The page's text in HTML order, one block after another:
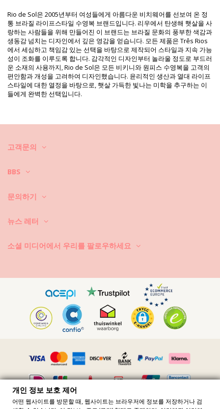
HS CODE: 6112.41.0010
SKU: 1981119069
EAN: XS (7899810266446), S (7899810266453), M (7899810266460),
L (7899810266477), XL (7899810266484)
중량: 55g / 0.12lb / 1.94oz
보정한 사진
세탁 및 관리 안내
관리 안내 사항: Rio de Sol Nero Rash-Guard
새로운 비키니를 오래 사용하시고 싶으세요? 비키니를 잘 관리하는 방법
놓으세요. 콘크리트, 돌 (예를 들어, 수영장 모서리), 나무 조각 등과 같은 표
면에 직접 닿게 되면 수영복의 부드러운 직물은 금세 손상됩니다.
세탁 방법? 비키니를 매번 사용한 후, 바닷물이 아닌 청결한 물에 헹구세
도 좋지만 수영복 세탁 전용 제품이 더 좋습니다.
하세요. 젖은 상태에서 접거나 말아서 오래 두면 절대로 안 됩니다. 왜 그럴
를 하지 마시기 바랍니다.
어떻게 건조시키나요? 직사 일광에 두면 절대로 안 됩니다. 타월을 깔고 비
키니 또는 수영복을 그 위에 놓으세요. 조심스럽게 둘둘 말아서 대충 물기
를 빼내세요. 타월 위에 다시 펴 놓고 그늘 아래에서 건조시키세요. 직사 일
광에 노출시키면 컬러가 날아갑니다. 건조기를 사용하면 절대로 안 됩니
송풍으로 사용하여 모래를 불어 내세요.
Rio de Sol은 2005년부터 여성들에게 아름다운 비치웨어를 선보여 온 정
통 브라질 라이프스타일 수영복 브랜드입니다. 리우에서 탄생해 햇살을 사
랑하는 사람들을 위해 만들어진 이 브랜드는 브라질 문화의 풍부한 색감과
생동감 넘치는 디자인에서 깊은 영감을 얻습니다. 모든 제품은 Três Rios
에서 세심하고 책임감 있는 선택을 바탕으로 제작되어 스타일과 지속 가능
성이 조화를 이루도록 합니다. 감각적인 디자인부터 놀라울 정도로 부드러
운 소재의 사용까지, Rio de Sol은 모든 비키니와 원피스 수영복을 고객의
편안함과 개성을 고려하여 디자인했습니다. 윤리적인 생산과 열대 라이프
스타일에 대한 열정을 바탕으로, 햇살 가득한 빛나는 미학을 추구하는 이
들에게 완벽한 선택입니다.
고객문의
BBS
문의하기
뉴스 레터
소셜 미디어에서 우리를 팔로우하세요
개인 정보 보호 제어
어떤 웹사이트를 방문할 때, 웹사이트는 브라우저에 정보를 저장하거나 검